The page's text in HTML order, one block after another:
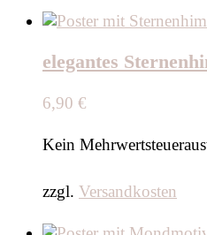
elegantes
6,90 €
Kein
zzgl. Versandkosten